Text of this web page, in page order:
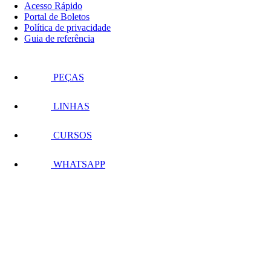
Acesso Rápido
Portal de Boletos
Política de privacidade
Guia de referência
PEÇAS
LINHAS
CURSOS
WHATSAPP